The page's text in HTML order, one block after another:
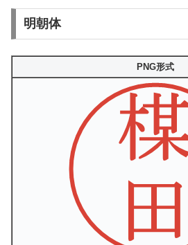
明朝体
PNG形式